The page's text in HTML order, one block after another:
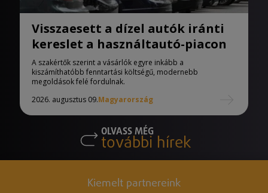
Visszaesett a dízel autók iránti
kereslet a használtautó-piacon
A szakértők szerint a vásárlók egyre inkább a
kiszámíthatóbb fenntartási költségű, modernebb
megoldások felé fordulnak.
2026. augusztus 09.Magyarország
OLVASS MÉG
további hírek
Kiemelt partnereink